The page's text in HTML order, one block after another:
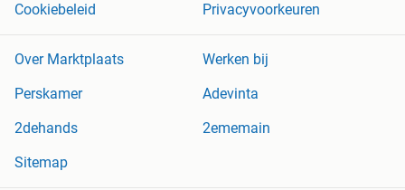
Cookiebeleid
Privacyvoorkeuren
Over Marktplaats
Werken bij
Perskamer
Adevinta
2dehands
2ememain
Sitemap